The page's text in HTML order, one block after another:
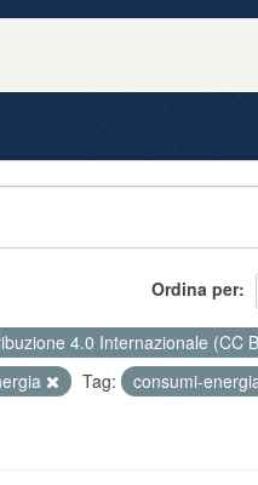
Ordina per
4.0 Internazionale (CC
Tag:
consumi-